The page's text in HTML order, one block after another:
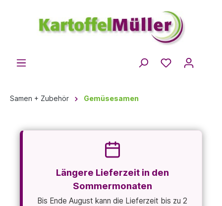
Samen + Zubehör Gemüsesamen
Längere Lieferzeit in den
Sommermonaten
Bis Ende August kann die Lieferzeit bis zu 2